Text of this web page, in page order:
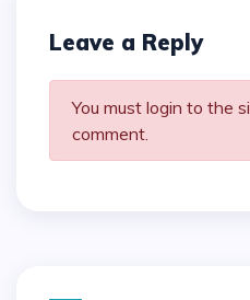
Leave a Reply
You must login to the
comment.